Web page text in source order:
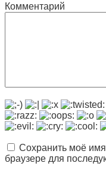
Комментарий
Сохранить моё
браузере для